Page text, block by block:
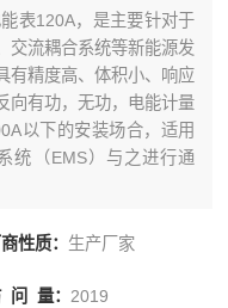
表120A，是主要针对于
交流耦合系统等新能源发
有精度高、体积小、响应
向有功，无功，电能计量
以下的安装场合，适用
统（EMS）与之进行通
性质： 生产厂家
问 量： 2019